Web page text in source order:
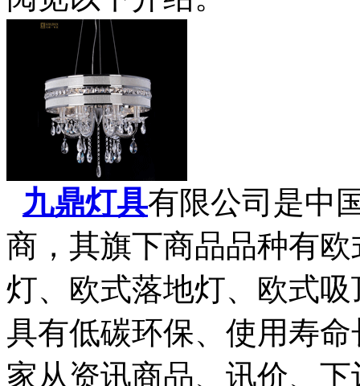
九鼎灯具有限公司是中
商，其旗下商品品种有
灯、欧式落地灯、欧式
具有低碳环保、使用寿
家从资讯商品、讯价、